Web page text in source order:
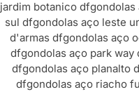
jardim botanico dfgondolas
sul dfgondolas aço leste
d'armas dfgondolas aço
dfgondolas aço park way
dfgondolas aço planalto
dfgondolas aço riacho